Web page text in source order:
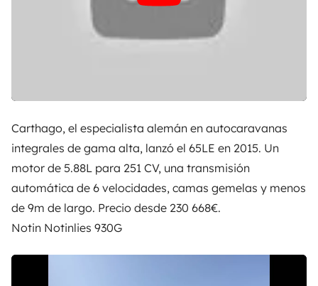
Carthago, el especialista alemán en autocaravanas
integrales de gama alta, lanzó el 65LE en 2015. Un
motor de 5.88L para 251 CV, una transmisión
automática de 6 velocidades, camas gemelas y menos
de 9m de largo. Precio desde 230 668€.
Notin Notinlies 930G